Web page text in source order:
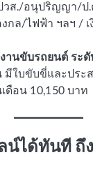
วส./อนุปริญญา/ป.
งกล/ไฟฟ้า ฯลฯ /
านขับรถยนต์ ระดั
มีใบขับขี่และประ
เดือน 10,150 บาท
ได้ทันที ถึง